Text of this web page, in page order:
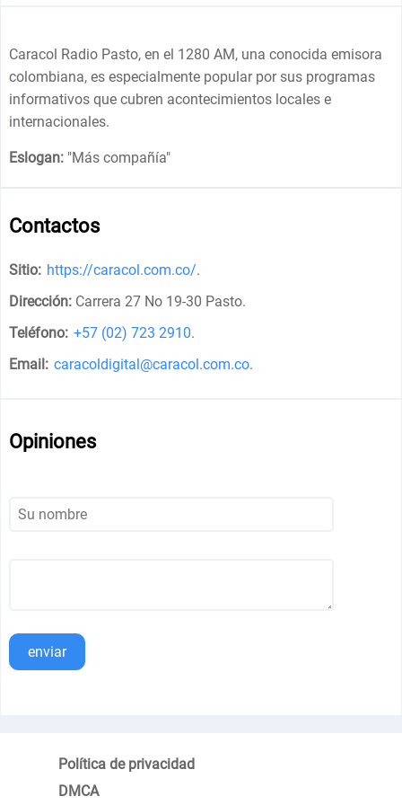
Caracol Radio Pasto, en el 1280 AM, una conocida emisora
colombiana, es especialmente popular por sus programas
informativos que cubren acontecimientos locales e
internacionales.
Eslogan: "Más compañía"
Contactos
Sitio: https://caracol.com.co/.
Dirección: Carrera 27 No 19-30 Pasto.
Teléfono: +57 (02) 723 2910.
Email: caracoldigital@caracol.com.co.
Opiniones
enviar
Política de privacidad
DMCA